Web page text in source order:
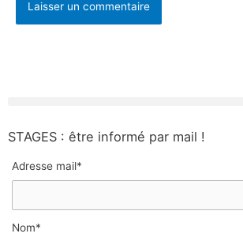
STAGES : être informé par mail !
Adresse mail*
Nom*